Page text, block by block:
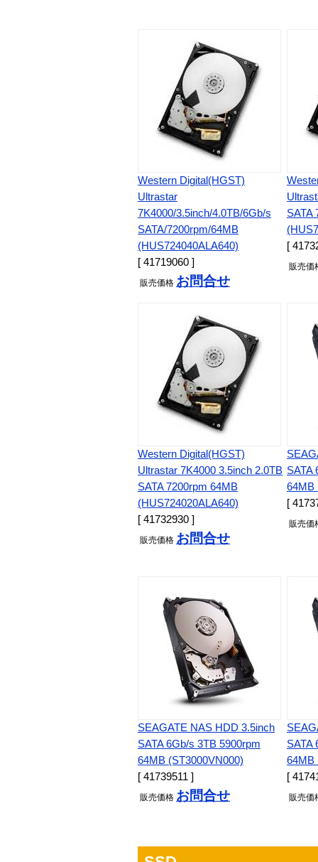
Western Digital(HGST)
Ultrastar
7K4000/3.5inch/4.0TB/6Gb/s
SATA/7200rpm/64MB
(HUS724040ALA640)
[ 41719060 ]
販売価格 お問合せ
SATA
[
販売価
Western Digital(HGST)
Ultrastar 7K4000 3.5inch 2.0TB
SATA 7200rpm 64MB
(HUS724020ALA640)
[ 41732930 ]
販売価格 お問合せ
SATA
64MB
[
販売価
SEAGATE NAS HDD 3.5inch
SATA 6Gb/s 3TB 5900rpm
64MB (ST3000VN000)
[ 41739511 ]
販売価格 お問合せ
SATA
64MB
[
販売価